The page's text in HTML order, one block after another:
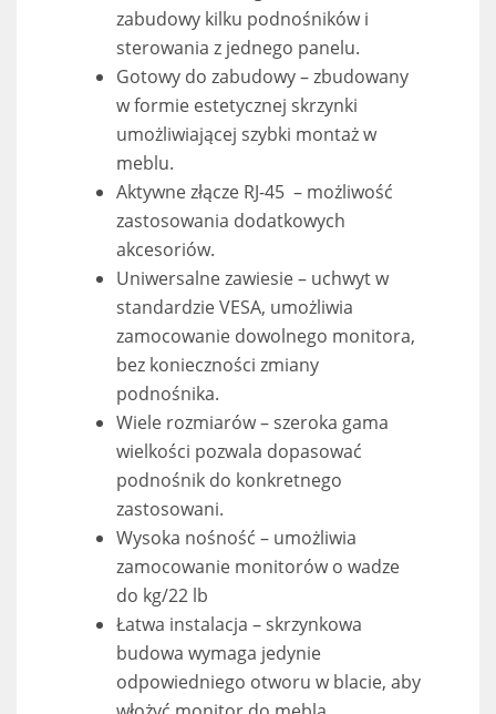
zabudowy kilku podnośników i
sterowania z jednego panelu.
Gotowy do zabudowy – zbudowany
w formie estetycznej skrzynki
umożliwiającej szybki montaż w
meblu.
Aktywne złącze RJ-45 – możliwość
zastosowania dodatkowych
akcesoriów.
Uniwersalne zawiesie – uchwyt w
standardzie VESA, umożliwia
zamocowanie dowolnego monitora,
bez konieczności zmiany
podnośnika.
Wiele rozmiarów – szeroka gama
wielkości pozwala dopasować
podnośnik do konkretnego
zastosowani.
Wysoka nośność – umożliwia
zamocowanie monitorów o wadze
do kg/22 lb
Łatwa instalacja – skrzynkowa
budowa wymaga jedynie
odpowiedniego otworu w blacie, aby